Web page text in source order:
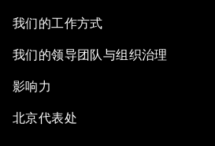
我们的工作方式
我们的领导团队与组织治理
影响力
北京代表处